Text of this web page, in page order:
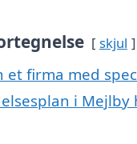
skjul
et firma med
i